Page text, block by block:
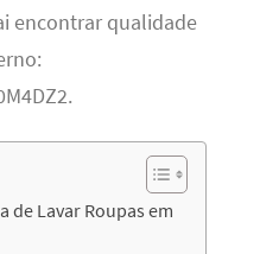
encontrar qualidade
de Lavar Roupas em